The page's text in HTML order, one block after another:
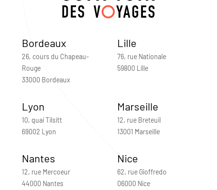
Bordeaux
26, cours du Chapeau-
Rouge
33000 Bordeaux
Lille
76, rue Nationale
59800 Lille
Lyon
10, quai Tilsitt
69002 Lyon
Marseille
12, rue Breteuil
13001 Marseille
Nantes
12, rue Mercoeur
44000 Nantes
Nice
62, rue Gioffredo
06000 Nice